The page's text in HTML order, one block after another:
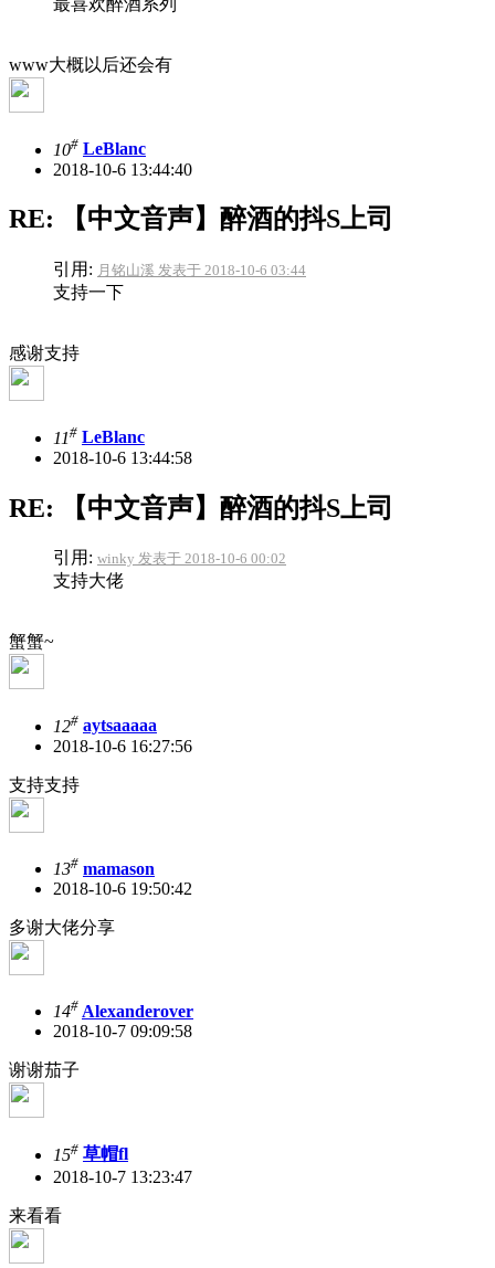
最喜欢醉酒系列
www大概以后还会有
10# LeBlanc
2018-10-6 13:44:40
RE: 【中文音声】醉酒的抖S上司
引用: 月铭山溪 发表于 2018-10-6 03:44
支持一下
感谢支持
11# LeBlanc
2018-10-6 13:44:58
RE: 【中文音声】醉酒的抖S上司
引用: winky 发表于 2018-10-6 00:02
支持大佬
蟹蟹~
12# aytsaaaaa
2018-10-6 16:27:56
支持支持
13# mamason
2018-10-6 19:50:42
多谢大佬分享
14# Alexanderover
2018-10-7 09:09:58
谢谢茄子
15# 草帽fl
2018-10-7 13:23:47
来看看